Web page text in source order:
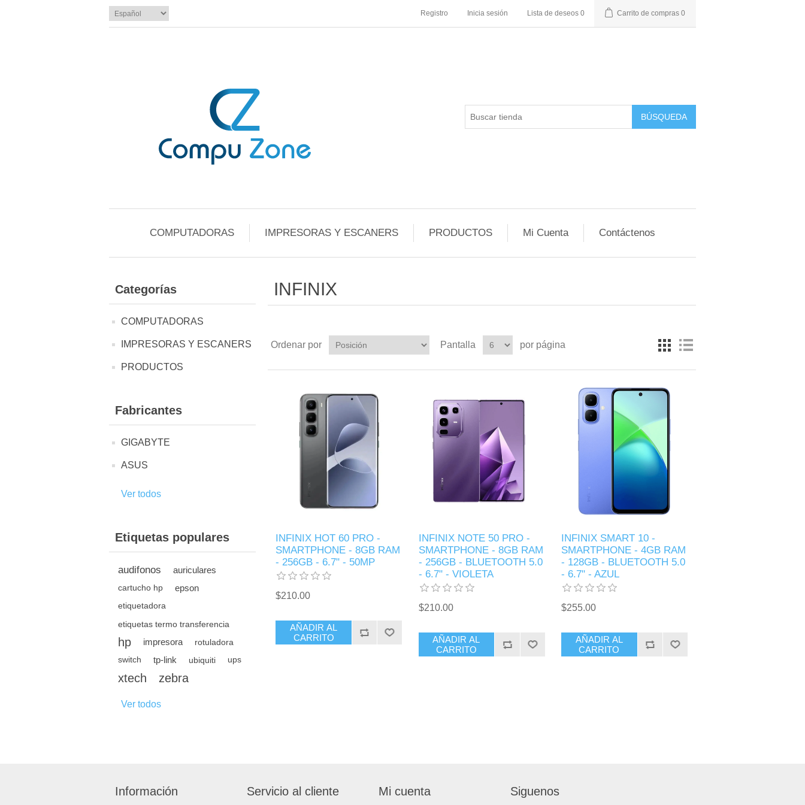
Registro Inicia sesión Lista de deseos 0 Carrito de compras 0
BÚSQUEDA
COMPUTADORAS IMPRESORAS Y ESCANERS PRODUCTOS Mi Cuenta Contáctenos
Categorías
COMPUTADORAS
IMPRESORAS Y ESCANERS
PRODUCTOS
Fabricantes
GIGABYTE
ASUS
Ver todos
Etiquetas populares
audifonos auriculares
cartucho hp epson
etiquetadora
etiquetas termo transferencia
hp impresora rotuladora
switch tp-link ubiquiti ups
xtech zebra
Ver todos
INFINIX
Ordenar por Pantalla por página
INFINIX HOT 60 PRO -
SMARTPHONE - 8GB RAM
- 256GB - 6.7" - 50MP
$210.00
AÑADIR AL
CARRITO
INFINIX NOTE 50 PRO -
SMARTPHONE - 8GB RAM
- 256GB - BLUETOOTH 5.0
- 6.7" - VIOLETA
$210.00
AÑADIR AL
CARRITO
INFINIX SMART 10 -
SMARTPHONE - 4GB RAM
- 128GB - BLUETOOTH 5.0
- 6.7" - AZUL
$255.00
AÑADIR AL
CARRITO
Información Servicio al cliente Mi cuenta Siguenos